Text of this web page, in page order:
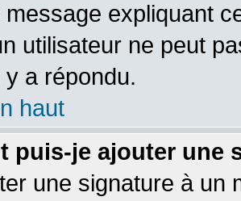
message expliquant
utilisateur ne peut
a répondu.
haut
puis-je ajouter une
une signature à un